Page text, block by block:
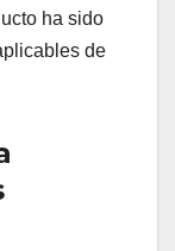
ha sido
de